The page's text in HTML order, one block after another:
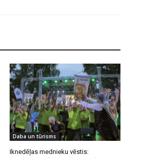
Daba un tūrisms
Iknedēļas mednieku vēstis: